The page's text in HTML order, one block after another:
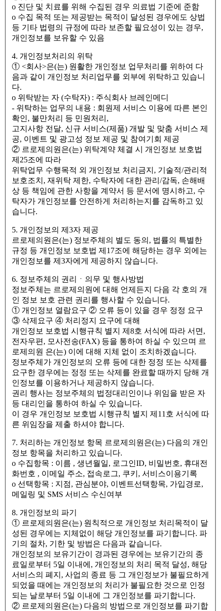
ο 진단 및 치료를 위해 수집된 경우 의료법 기준에 준함
ο 수집 목적 또는 제공받는 목적이 달성된 경우에도 상법
등 기타 법령의 규정에 따라 보존할 필요성이 있는 경우,
개인정보를 보유할 수 있음
4. 개인정보처리의 위탁
① <회사>은(는) 원활한 개인정보 업무처리를 위하여 다
음과 같이 개인정보 처리업무를 외부에 위탁하고 있습니
다.
ο 위탁받는 자 (수탁자) : 주식회사 브레인메디
- 위탁하는 업무의 내용 : 회원제 서비스 이용에 따른 본인
확인, 불만처리 등 민원처리,
고지사항 전달, 신규 서비스(제품) 개발 및 맞춤 서비스 제
공, 이벤트 및 광고성 정보 제공 및 참여기회 제공
② 르로제의원은(는) 위탁계약 체결 시 개인정보 보호법
제25조에 따라
위탁업무 수행목적 외 개인정보 처리금지, 기술적/관리적
보호조치, 재위탁 제한, 수탁자에 대한 관리/감독, 손해배
상 등 책임에 관한 사항을 계약서 등 문서에 명시하고, 수
탁자가 개인정보를 안전하게 처리하는지를 감독하고 있
습니다.
5. 개인정보의 제3자 제공
르로제의원은(는) 정보주체의 별도 동의, 법률의 특별한
규정 등 개인정보 보호법 제17조에 해당하는 경우 외에는
개인정보를 제3자에게 제공하지 않습니다.
6. 정보주체의 권리ㆍ의무 및 행사방법
정보주체는 르로제의원에 대해 언제든지 다음 각 호의 개
인 정보 보호 관련 권리를 행사할 수 있습니다.
① 개인정보 열람요구 ② 오류 등이 있을 경우 정정 요구
③ 삭제요구 ④ 처리정지 요구에 대해
개인정보 보호법 시행규칙 별지 제8호 서식에 따라 서면,
전자우편, 모사전송(FAX) 등을 통하여 하실 수 있으며 르
로제의원 은(는) 이에 대해 지체 없이 조치하겠습니다.
정보주체가 개인정보의 오류 등에 대한 정정 또는 삭제를
요구한 경우에는 정정 또는 삭제를 완료할 때까지 당해 개
인정보를 이용하거나 제공하지 않습니다.
권리 행사는 정보주체의 법정대리인이나 위임을 받은 자
등 대리인을 통하여 하실 수 있습니다.
이 경우 개인정보 보호법 시행규칙 별지 제11호 서식에 따
른 위임장을 제출 하셔야 합니다.
7. 처리하는 개인정보 항목 르로제의원은(는) 다음의 개인
정보 항목을 처리하고 있습니다.
ο 수집항목 : 이름 , 생년월일, 로그인ID, 비밀번호, 휴대전
화번호 , 이메일 주소, 접속로그, 쿠키, 서비스이용기록
ο 선택항목 : 지점, 관심분야, 이벤트선택항목, 가입경로,
메일링 및 SMS 서비스 수신여부
8. 개인정보의 파기
① 르로제의원은(는) 원칙적으로 개인정보 처리목적이 달
성된 경우에는 지체없이 해당 개인정보를 파기합니다. 파
기의 절차, 기한 및 방법은 다음과 같습니다.
개인정보의 보유기간이 경과된 경우에는 보유기간의 종
료일로부터 5일 이내에, 개인정보의 처리 목적 달성, 해당
서비스의 폐지, 사업의 종료 등 그 개인정보가 불필요하게
되었을 때에는 개인정보의 처리가 불필요한 것으로 인정
되는 날로부터 5일 이내에 그 개인정보를 파기합니다.
② 르로제의원은(는) 다음의 방법으로 개인정보를 파기합